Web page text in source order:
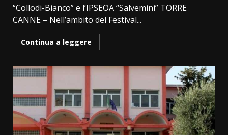
“Collodi-Bianco” e l’IPSEOA “Salvemini” TORRE
CANNE – Nell’ambito del Festival...
Continua a leggere